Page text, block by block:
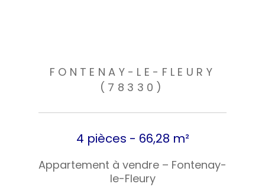
FONTENAY-LE-FLEURY
(78330)
4 pièces - 66,28 m²
Appartement à vendre – Fontenay-
le-Fleury